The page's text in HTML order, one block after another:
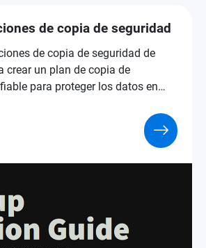
de copia de seguridad
de copia de seguridad de
crear un plan de copia de
para proteger los datos en